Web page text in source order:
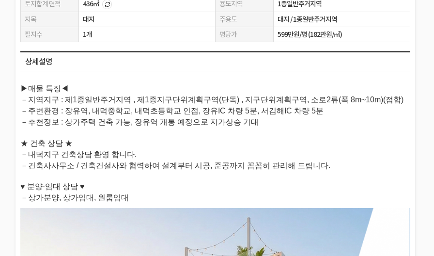
토지합계 면적
436㎡ 용도지역
1종일반주거지역
지목
대지 주용도
대지 / 1종일반주거지역
필지수
1개 평당가 599만원/평 (182만원/㎡)
상세설명
▶매물 특징◀
－지역지구 : 제1종일반주거지역 , 제1종지구단위계획구역(단독) , 지구단위계획구역, 소로2류(폭 8m~10m)(접합)
－주변환경 : 장유역, 내덕중학교, 내덕초등학교 인접, 장유IC 차량 5분, 서김해IC 차량 5분
－추천정보 : 상가주택 건축 가능, 장유역 개통 예정으로 지가상승 기대
★ 건축 상담 ★
－내덕지구 건축상담 환영 합니다.
－건축사사무소 / 건축건설사와 협력하여 설계부터 시공, 준공까지 꼼꼼히 관리해 드립니다.
♥ 분양·임대 상담 ♥
－상가분양, 상가임대, 원룸임대